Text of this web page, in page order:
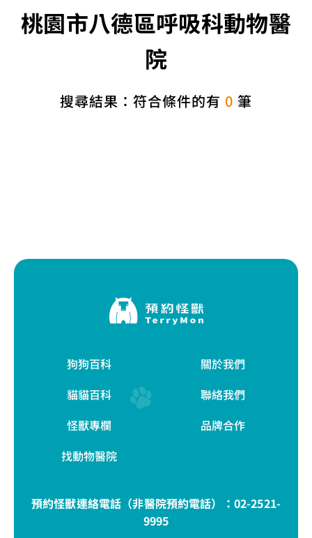
桃園市八德區呼吸科動物醫
院
搜尋結果：符合條件的有 0 筆
狗狗百科
貓貓百科
怪獸專欄
找動物醫院
關於我們
聯絡我們
品牌合作
預約怪獸連絡電話（非醫院預約電話）： 02-2521-
9995